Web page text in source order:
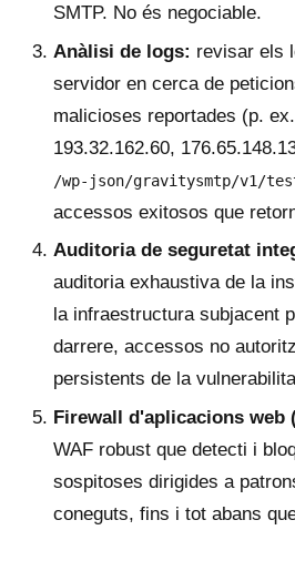
SMTP. No és negociable.
Anàlisi de logs: revisar els
servidor en cerca de
malicioses reportades (p.
193.32.162.60,
/wp-json/gravitysmtp/v1/
accessos exitosos que
Auditoria de seguretat
auditoria exhaustiva de la
la infraestructura subjacent
darrere, accessos no
persistents de la
Firewall d'aplicacions web
WAF robust que detecti i
sospitoses dirigides a
coneguts, fins i tot abans